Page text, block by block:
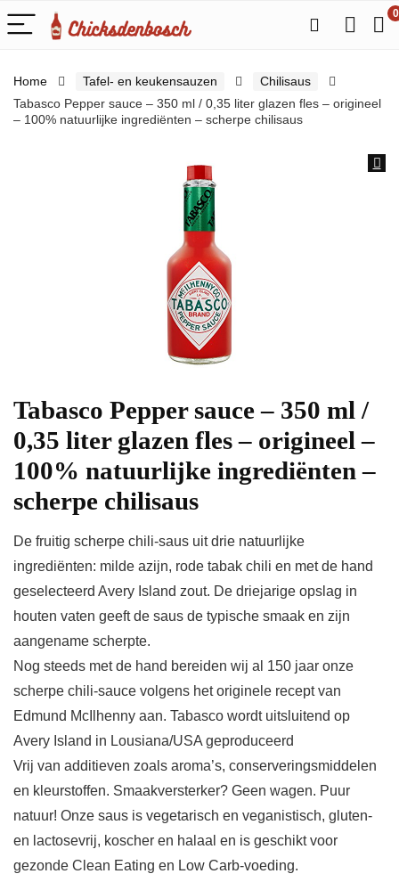
0
Home Tafel- en keukensauzen
Chilisaus
Tabasco Pepper sauce – 350 ml / 0,35 liter glazen fles – origineel
– 100% natuurlijke ingrediënten – scherpe chilisaus
Tabasco Pepper sauce – 350 ml /
0,35 liter glazen fles – origineel –
100% natuurlijke ingrediënten –
scherpe chilisaus
De fruitig scherpe chili-saus uit drie natuurlijke
ingrediënten: milde azijn, rode tabak chili en met de hand
geselecteerd Avery Island zout. De driejarige opslag in
houten vaten geeft de saus de typische smaak en zijn
aangename scherpte.
Nog steeds met de hand bereiden wij al 150 jaar onze
scherpe chili-sauce volgens het originele recept van
Edmund McIlhenny aan. Tabasco wordt uitsluitend op
Avery Island in Lousiana/USA geproduceerd
Vrij van additieven zoals aroma’s, conserveringsmiddelen
en kleurstoffen. Smaakversterker? Geen wagen. Puur
natuur! Onze saus is vegetarisch en veganistisch, gluten-
en lactosevrij, koscher en halaal en is geschikt voor
gezonde Clean Eating en Low Carb-voeding.